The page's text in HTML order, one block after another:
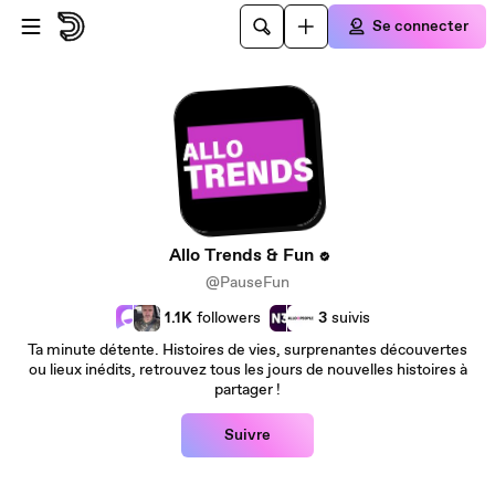
Passer au contenu principal
Se connecter
Allo Trends & Fun
@PauseFun
1.1K followers 3 suivis
Ta minute détente. Histoires de vies, surprenantes découvertes
ou lieux inédits, retrouvez tous les jours de nouvelles histoires à
partager !
Suivre